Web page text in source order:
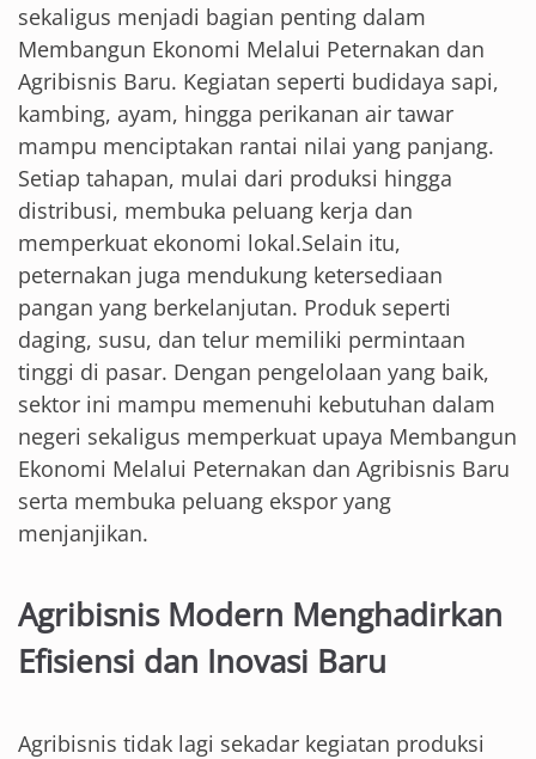
sekaligus menjadi bagian penting dalam
Membangun Ekonomi Melalui Peternakan dan
Agribisnis Baru. Kegiatan seperti budidaya sapi,
kambing, ayam, hingga perikanan air tawar
mampu menciptakan rantai nilai yang panjang.
Setiap tahapan, mulai dari produksi hingga
distribusi, membuka peluang kerja dan
memperkuat ekonomi lokal.Selain itu,
peternakan juga mendukung ketersediaan
pangan yang berkelanjutan. Produk seperti
daging, susu, dan telur memiliki permintaan
tinggi di pasar. Dengan pengelolaan yang baik,
sektor ini mampu memenuhi kebutuhan dalam
negeri sekaligus memperkuat upaya Membangun
Ekonomi Melalui Peternakan dan Agribisnis Baru
serta membuka peluang ekspor yang
menjanjikan.
Agribisnis Modern Menghadirkan
Efisiensi dan Inovasi Baru
Agribisnis tidak lagi sekadar kegiatan produksi